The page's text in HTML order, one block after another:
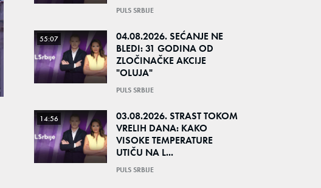
PULS SRBIJE
55:07
04.08.2026. SEĆANJE NE
BLEDI: 31 GODINA OD
ZLOČINAČKE AKCIJE
"OLUJA"
PULS SRBIJE
14:56
03.08.2026. STRAST TOKOM
VRELIH DANA: KAKO
VISOKE TEMPERATURE
UTIČU NA L...
PULS SRBIJE